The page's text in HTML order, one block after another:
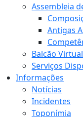
Assembleia
Antigas
Balcão Virtual
Serviços
Informações
Notícias
Incidentes
Toponímia